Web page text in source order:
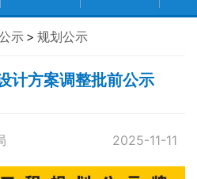
示 > 规划公示
计方案调整批前公示
2025-11-11